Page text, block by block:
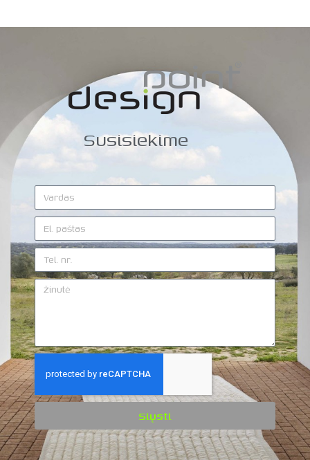
Susisiekime
Siųsti